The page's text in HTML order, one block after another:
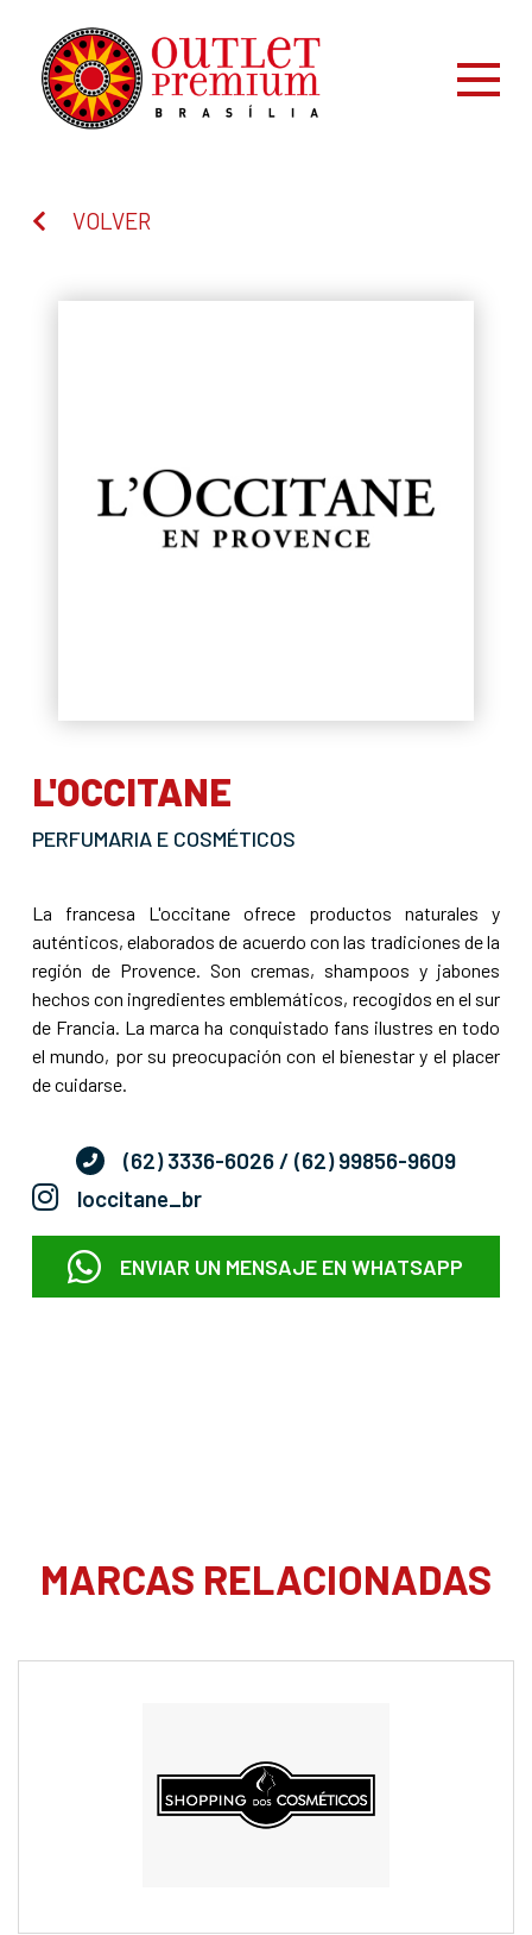
VOLVER
L'OCCITANE
PERFUMARIA E COSMÉTICOS
La francesa L'occitane ofrece productos naturales y
auténticos, elaborados de acuerdo con las tradiciones de la
región de Provence. Son cremas, shampoos y jabones
hechos con ingredientes emblemáticos, recogidos en el sur
de Francia. La marca ha conquistado fans ilustres en todo
el mundo, por su preocupación con el bienestar y el placer
de cuidarse.
(62) 3336-6026 / (62) 99856-9609
loccitane_br
ENVIAR UN MENSAJE EN WHATSAPP
MARCAS RELACIONADAS